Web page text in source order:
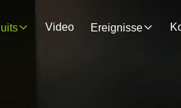
Video Ereignisse